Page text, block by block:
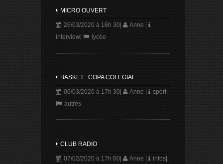
MICRO OUVERT
26/03/2020 à 16h 30| Anne
interview| lycée
BASKET : COPA COLEGIAL
06/03/2020 à 17h 30| Anne sport|
autres
CLUB RADIO
07/02/2020 à 17h 00 Anne infos|